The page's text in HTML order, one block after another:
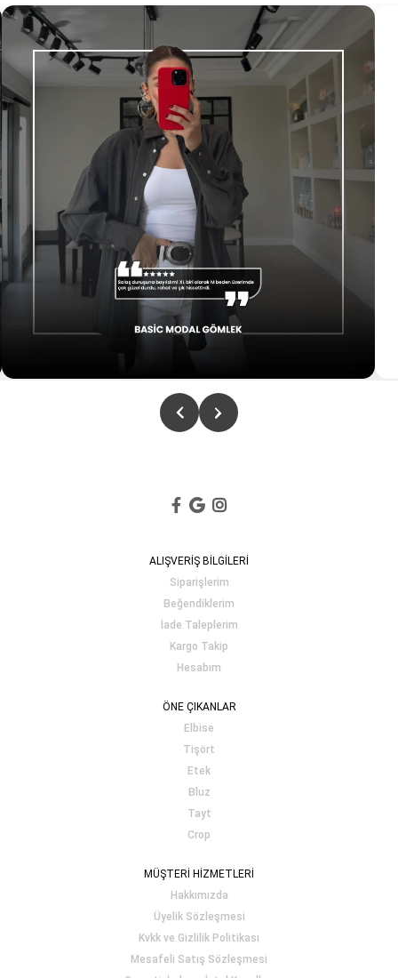
ALIŞVERİŞ BİLGİLERİ
Siparişlerim
Beğendiklerim
İade Taleplerim
Kargo Takip
Hesabım
ÖNE ÇIKANLAR
Elbise
Tişört
Etek
Bluz
Tayt
Crop
MÜŞTERİ HİZMETLERİ
Hakkımızda
Üyelik Sözleşmesi
Kvkk ve Gizlilik Politikası
Mesafeli Satış Sözleşmesi